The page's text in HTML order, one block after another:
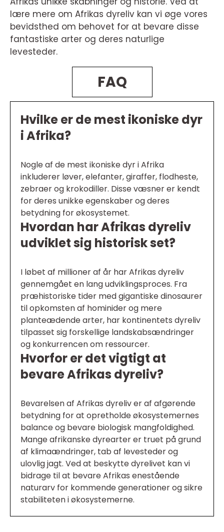
lære mere om Afrikas dyreliv kan vi øge vores
bevidsthed om behovet for at bevare disse
fantastiske arter og deres naturlige
levesteder.
FAQ
Hvilke er de mest ikoniske dyr
i Afrika?
Nogle af de mest ikoniske dyr i Afrika
inkluderer løver, elefanter, giraffer, flodheste,
zebraer og krokodiller. Disse væsner er kendt
for deres unikke egenskaber og deres
betydning for økosystemet.
Hvordan har Afrikas dyreliv
udviklet sig historisk set?
I løbet af millioner af år har Afrikas dyreliv
gennemgået en lang udviklingsproces. Fra
præhistoriske tider med gigantiske dinosaurer
til opkomsten af hominider og mere
planteædende arter, har kontinentets dyreliv
tilpasset sig forskellige landskabsændringer
og konkurrencen om ressourcer.
Hvorfor er det vigtigt at
bevare Afrikas dyreliv?
Bevarelsen af Afrikas dyreliv er af afgørende
betydning for at opretholde økosystemernes
balance og bevare biologisk mangfoldighed.
Mange afrikanske dyrearter er truet på grund
af klimaændringer, tab af levesteder og
ulovlig jagt. Ved at beskytte dyrelivet kan vi
bidrage til at bevare Afrikas enestående
naturarv for kommende generationer og sikre
stabiliteten i økosystemerne.